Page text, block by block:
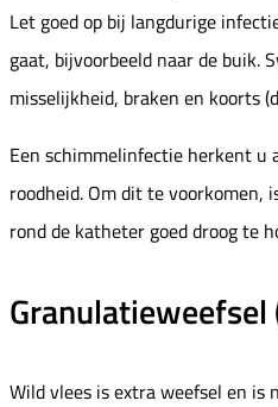
Let goed op bij langdurige
gaat, bijvoorbeeld naar de buik.
misselijkheid, braken en koorts
Een schimmelinfectie herkent u
roodheid. Om dit te voorkomen,
rond de katheter goed droog te
Wild vlees is extra weefsel en is